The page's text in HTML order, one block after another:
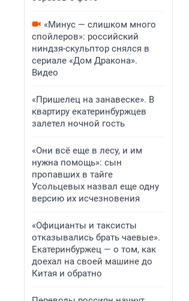
«Минус — слишком много
спойлеров»: российский
ниндзя-скульптор снялся в
сериале «Дом Дракона».
Видео
«Пришелец на занавеске». В
квартиру екатеринбуржцев
залетел ночной гость
«Они всё еще в лесу, и им
нужна помощь»: сын
пропавших в тайге
Усольцевых назвал еще одну
версию их исчезновения
«Официанты и таксисты
отказывались брать чаевые».
Екатеринбуржец — о том, как
доехал на своей машине до
Китая и обратно